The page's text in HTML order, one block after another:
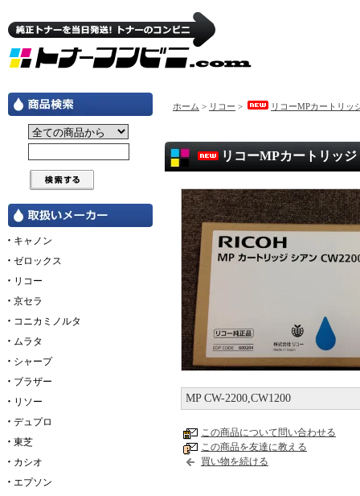
キャノン
ゼロックス
リコー
京セラ
コニカミノルタ
ムラタ
シャープ
ブラザー
リソー
デュプロ
東芝
カシオ
エプソン
ホーム > リコー > リコーMPカートリ
リコーMPカートリッ
MP CW-2200,CW1200
この商品について問い合わせる
この商品を友達に教える
買い物を続ける